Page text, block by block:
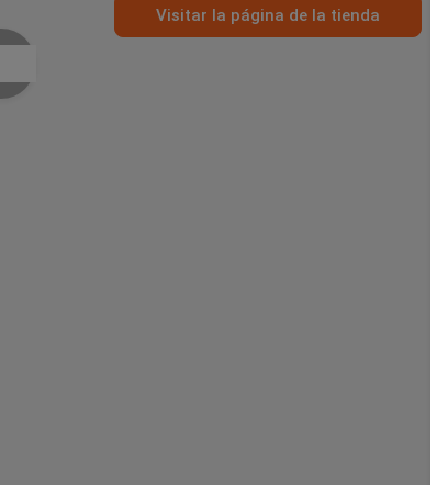
Visitar la página de la tienda